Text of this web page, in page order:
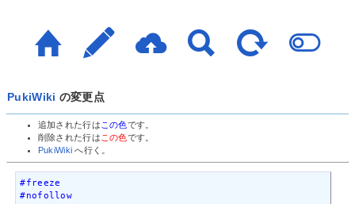
PukiWiki の変更点
追加された行は この色です。
削除された行は この色です。
PukiWiki へ行く。
#freeze
#nofollow